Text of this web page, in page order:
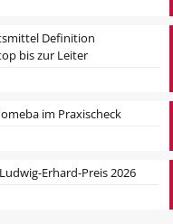
Definition
bis zur Leiter
im Praxischeck
Erhard-Preis 2026